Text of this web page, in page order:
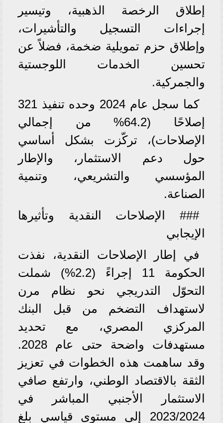
إطلاق الرخصة الذهبية، وتيسير
إجراءات التسجيل والتأشيرات،
وإطلاق حزم تمويلية ضخمة، فضلاً عن
تحسين الخدمات اللوجستية
والجمركية.
كما سجل عام 2024 وحده تنفيذ 321
إصلاحًا (64.2% من إجمالي
الإصلاحات)، تركّزت بشكل أساسي
حول دعم الاستثمار، والإطار
المؤسسي والتشريعي، وتنمية
الصناعة.
### الإصلاحات النقدية وتأثيرها
الإيجابي
في إطار الإصلاحات النقدية، نفذت
الحكومة 11 إجراءً (2.2%) شملت
التحوّل التدريجي نحو نظام مرن
لاستهداف التضخم من قبل البنك
المركزي المصري، مع تحديد
مستهدفات واضحة حتى عام 2028.
وقد ساهمت هذه الخطوات في تعزيز
الثقة بالاقتصاد الوطني، وارتفع صافي
الاستثمار الأجنبي المباشر في
2023/2024 إلى مستوى قياسي بلغ